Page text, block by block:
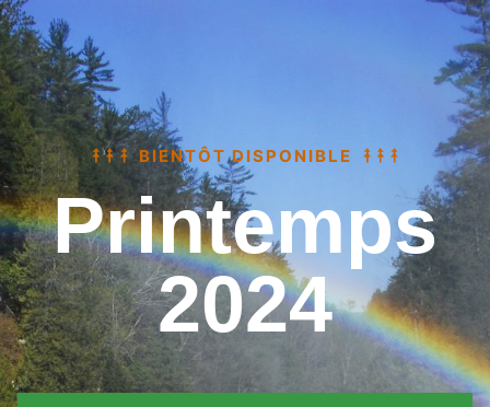
BIENTÔT DISPONIBLE
Printemps
2024